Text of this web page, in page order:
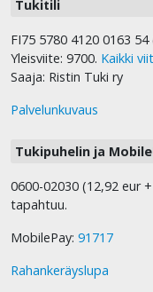
Tukitili
FI75 5780 4120 0163 54
Yleisviite: 9700. Kaikki
Saaja: Ristin Tuki ry
Palvelunkuvaus
Tukipuhelin ja
0600-02030 (12,92 eur
tapahtuu.
MobilePay: 91717
Rahankeräyslupa